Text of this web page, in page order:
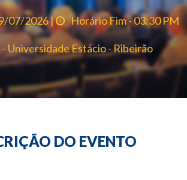
07/2026 | Horário Fim - 03:30 PM
Universidade Estácio - Ribeirão
DO EVENTO